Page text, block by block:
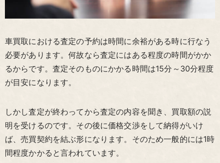
車買取における査定の予約は時間に余裕がある時に行なう
必要があります。何故なら査定にはある程度の時間がかか
るからです。査定そのものにかかる時間は15分～30分程度
が目安になります。
しかし査定が終わってから査定の内容を聞き、買取額の説
明を受けるのです。その後に価格交渉をして納得がいけ
ば、売買契約を結ぶ形になります。そのため一般的には1時
間程度かかると言われています。